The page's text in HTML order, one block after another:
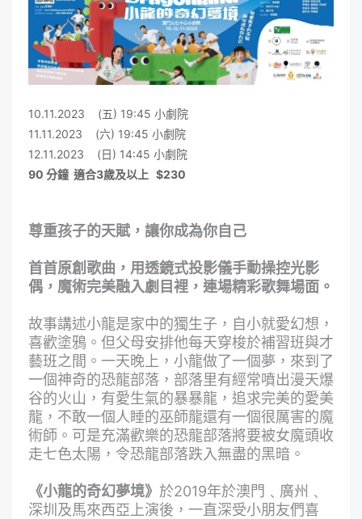
10.11.2023 (五) 19:45 小劇院
11.11.2023 (六) 19:45 小劇院
12.11.2023 (日) 14:45 小劇院
90 分鐘 適合3歲及以上 $230
尊重孩子的天賦，讓你成為你自己
首首原創歌曲，用透鏡式投影儀手動操控光影
偶，魔術完美融入劇目裡，連場精彩歌舞場面。
故事講述小龍是家中的獨生子，自小就愛幻想，
喜歡塗鴉。但父母安排他每天穿梭於補習班與才
藝班之間。一天晚上，小龍做了一個夢，來到了
一個神奇的恐龍部落，部落里有經常噴出漫天爆
谷的火山，有愛生氣的暴暴龍，追求完美的愛美
龍，不敢一個人睡的巫師龍還有一個很厲害的魔
術師。可是充滿歡樂的恐龍部落將要被女魔頭收
走七色太陽，令恐龍部落跌入無盡的黑暗。
《小龍的奇幻夢境》 於2019年於澳門﹑廣州﹑
深圳及馬來西亞上演後，一直深受小朋友們喜